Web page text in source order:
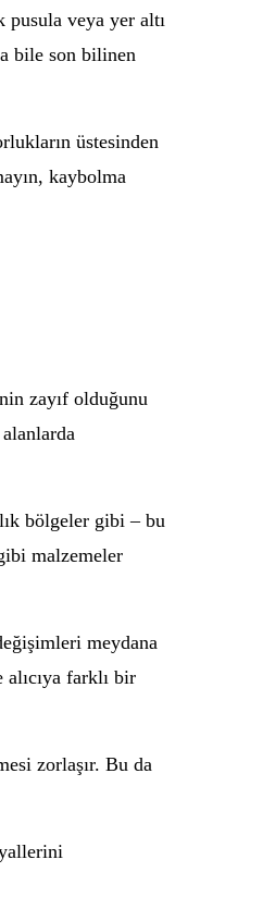
pusula veya yer altı
bile son bilinen
üstesinden
kaybolma
zayıf olduğunu
bölgeler gibi – bu
malzemeler
meydana
farklı bir
zorlaşır. Bu da